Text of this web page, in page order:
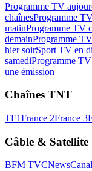
Programme TV
chaînesProgramme
matinProgramme TV
demainProgramme
hier soirSport TV en
samediProgramme
une émission
Chaînes TNT
TF1France 2France 3
Câble & Satellite
BFM TVCNews